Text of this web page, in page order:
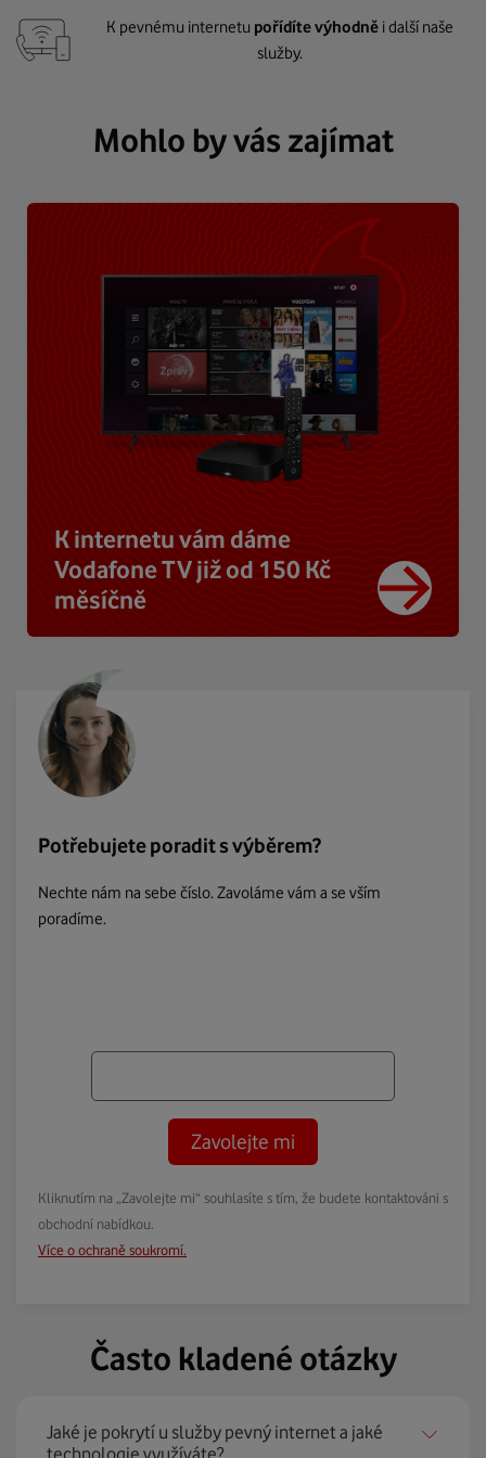
K pevnému internetu pořídíte výhodně i další naše
služby.
Mohlo by vás zajímat
K internetu vám dáme
Vodafone TV již od 150 Kč
měsíčně
Potřebujete poradit s výběrem?
Nechte nám na sebe číslo. Zavoláme vám a se vším
poradíme.
Zavolejte mi
Kliknutím na „Zavolejte mi“ souhlasíte s tím, že budete kontaktováni s
obchodní nabídkou.
Více o ochraně soukromí.
Často kladené otázky
Jaké je pokrytí u služby pevný internet a jaké
technologie využíváte?